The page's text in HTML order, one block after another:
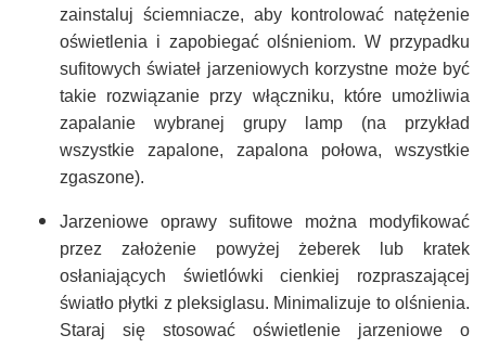
zainstaluj ściemniacze, aby kontrolować natężenie
oświetlenia i zapobiegać olśnieniom. W przypadku
sufitowych świateł jarzeniowych korzystne może być
takie rozwiązanie przy włączniku, które umożliwia
zapalanie wybranej grupy lamp (na przykład
wszystkie zapalone, zapalona połowa, wszystkie
zgaszone).
Jarzeniowe oprawy sufitowe można modyfikować
przez założenie powyżej żeberek lub kratek
osłaniających świetlówki cienkiej rozpraszającej
światło płytki z pleksiglasu. Minimalizuje to olśnienia.
Staraj się stosować oświetlenie jarzeniowe o